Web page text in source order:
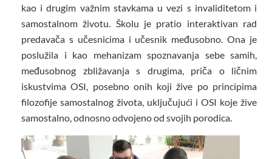
kao i drugim važnim stavkama u vezi s invaliditetom i
samostalnom životu. Školu je pratio interaktivan rad
predavača s učesnicima i učesnik međusobno. Ona je
poslužila i kao mehanizam spoznavanja sebe samih,
međusobnog zbližavanja s drugima, priča o ličnim
iskustvima OSI, posebno onih koji žive po principima
filozofije samostalnog života, uključujući i OSI koje žive
samostalno, odnosno odvojeno od svojih porodica.